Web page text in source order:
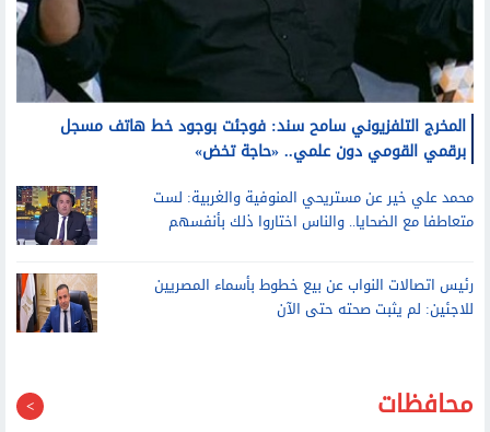
المخرج التلفزيوني سامح سند: فوجئت بوجود خط هاتف مسجل
برقمي القومي دون علمي.. «حاجة تخض»
محمد علي خير عن مستريحي المنوفية والغربية: لست
متعاطفا مع الضحايا.. والناس اختاروا ذلك بأنفسهم
رئيس اتصالات النواب عن بيع خطوط بأسماء المصريين
للاجئين: لم يثبت صحته حتى الآن
محافظات